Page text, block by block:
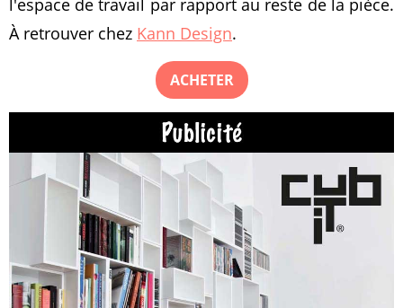
l'espace de travail par rapport au reste de la pièce.
À retrouver chez Kann Design.
ACHETER